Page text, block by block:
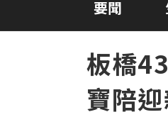
要聞
板橋
寶陪